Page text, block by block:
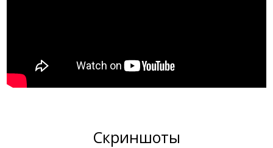
Скриншоты